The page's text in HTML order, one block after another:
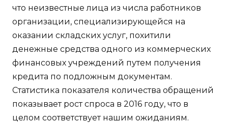
что неизвестные лица из числа работников
организации, специализирующейся на
оказании складских услуг, похитили
денежные средства одного из коммерческих
финансовых учреждений путем получения
кредита по подложным документам.
Статистика показателя количества обращений
показывает рост спроса в 2016 году, что в
целом соответствует нашим ожиданиям.